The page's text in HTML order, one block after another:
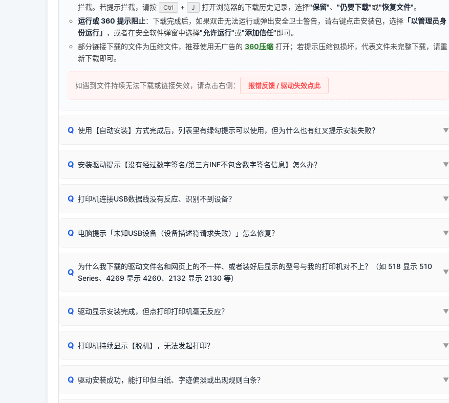
拦截。若提示拦截，请按
Ctrl + J 打开浏览器的下载历史记录，选择"保留"、 "仍要下载"或"恢复文件"。
运行或 360 提示阻止：下载完成后，如果双击无法运行或弹出安全卫士警告，请右键点击安装包，选择 「以管理员身
份运行」 ，或者在安全软件弹窗中选择"允许运行"或"添加信任"即可。
部分链接下载的文件为压缩文件，推荐使用无广告的 360压缩 打开；若提示压缩包损坏，代表文件未完整下载，请重
新下载即可。
如遇到文件持续无法下载或链接失效，请点击右侧： 报错反馈 / 驱动失效点此
Q 使用【自动安装】方式完成后，列表里有绿勾提示可以使用，但为什么也有红叉提示安装失败？ ▼
由于本站驱动包集成了32位和64位驱动，自动安装程序在运行时会检测您的系统位数，并只安装与系统相匹配的那一部
✔ 可以使用了 ：代表与您当前电脑系统相兼容的驱动已安装成功。
结论：只要窗口里出现了任意一个绿色对勾，直接关闭窗口去打印测试即可。
Q 安装驱动提示【没有经过数字签名/第三方INF不包含数字签名信息】怎么办？ ▼
🛡️ 本站驱动均经过严格签名。但由于微软系统安全限制，
部分新版 Windows 系统（如 Win10/Win11 最新版）已
该报错是因为老款打印机官方使用的是旧版签名，新版 Win10/Win11 系统不再默认兼容，而非文件安全性问题。
（提醒：此方式仅在安装老款驱动时临时开启，日常正常使用无需长期关闭系统安全校验。）
Q 打印机连接USB数据线没有反应、识别不到设备？ ▼
首先确认打印机电源已开启，USB数据线两端已完全插紧；
排除线材松动后，可尝试更换一条USB数据线，或在设备管理器中点击【扫描检测硬件改动】刷新硬件列表。
Q 电脑提示「未知USB设备（设备描述符请求失败）」怎么修复？ ▼
将USB数据线两端全部拔下，重新插紧；
台式电脑请务必插在机箱后置USB插口，切勿使用前置插口或外接拓展坞；
尝试更换一条带双磁环屏蔽的优质打印线，劣质或老化的线材是此问题的高发诱因。
Q
为什么我下载的驱动文件名和网页上的不一样、或者装好后显示的型号与我的打印机对不上？（如 518 显示 510
Series、4269 显示 4260、2132 显示 2130 等）
▼
这是打印机行业普遍采用的**官方命名规则**。因为品牌商在生产时，会将**外观和配置稍有不同，但内部核心芯片和打
为了提高开发和维护效率，官方只会为该系列发布**一套通用的驱动程序**。命名时，通常会采用这个系列中的**基础款
📌 行业常见典型例子（它们共用同一个官方驱动包）：
Q 驱动显示安装完成，但点打印打印机毫无反应？ ▼
观察打印机指示灯： 🟢 绿灯常亮 通常代表机器处于正常待机状态；
进行简易复印测试（限一体机）：掀开扫描仪盖板，原稿朝下放置在玻璃面板上，按下带有复印标识
Q 打印机持续显示【脱机】，无法发起打印？ ▼
进入系统打印队列，点击顶部「打印机」菜单，检查并取消勾选「脱机使用打印机」
Q 驱动安装成功，能打印但白纸、字迹偏淡或出现规则白条？ ▼